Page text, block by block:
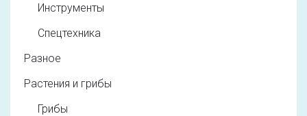
Инструменты
Спецтехника
Разное
Растения и грибы
Грибы